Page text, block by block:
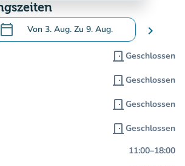
calendar_today Von 3. Aug. Zu 9. Aug.
.Öffnen Sie den Kalender, um Daten zu
chevron_right
door_front Geschlossen
door_front Geschlossen
door_front Geschlossen
door_front Geschlossen
11:00–18:00